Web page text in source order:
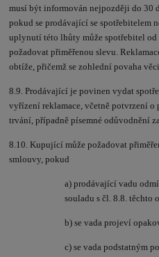
musí být informován nejpozději do 30
pokud se prodávající se spotřebitelem
uplynutí této lhůty může spotřebitel
požadovat přiměřenou slevu.
obtíže, přičemž se zohlední povaha
8.9. Prodávající je povinen vydat
vyřízení reklamace, včetně potvrzení o
trvání, případně písemné odůvodnění
8.10. Kupující může požadovat
smlouvy, pokud
a) prodávající vadu
souladu s čl. 8.8. těchto
b) se vada projeví
c) se vada podstatným